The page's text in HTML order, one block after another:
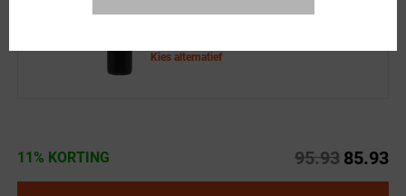
FUTURUM
Kies alternatief
11% KORTING 95.93 85.93